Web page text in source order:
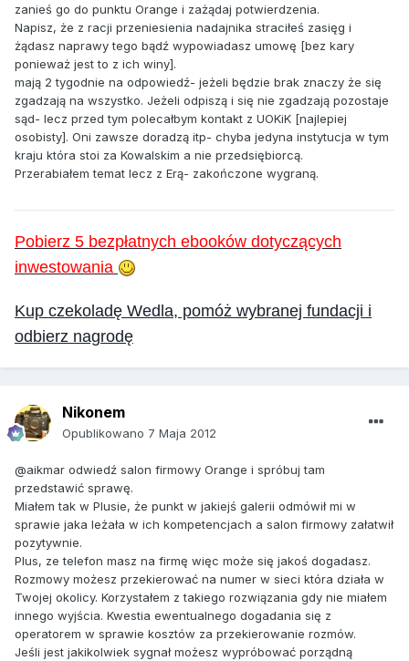
zanieś go do punktu Orange i zażądaj potwierdzenia.
Napisz, że z racji przeniesienia nadajnika straciłeś zasięg i
żądasz naprawy tego bądź wypowiadasz umowę [bez kary
ponieważ jest to z ich winy].
mają 2 tygodnie na odpowiedź- jeżeli będzie brak znaczy że się
zgadzają na wszystko. Jeżeli odpiszą i się nie zgadzają pozostaje
sąd- lecz przed tym polecałbym kontakt z UOKiK [najlepiej
osobisty]. Oni zawsze doradzą itp- chyba jedyna instytucja w tym
kraju która stoi za Kowalskim a nie przedsiębiorcą.
Przerabiałem temat lecz z Erą- zakończone wygraną.
Pobierz 5 bezpłatnych ebooków dotyczących
inwestowania
Kup czekoladę Wedla, pomóż wybranej fundacji i
odbierz nagrodę
Nikonem
Opublikowano 7 Maja 2012
@aikmar odwiedź salon firmowy Orange i spróbuj tam
przedstawić sprawę.
Miałem tak w Plusie, że punkt w jakiejś galerii odmówił mi w
sprawie jaka leżała w ich kompetencjach a salon firmowy załatwił
pozytywnie.
Plus, ze telefon masz na firmę więc może się jakoś dogadasz.
Rozmowy możesz przekierować na numer w sieci która działa w
Twojej okolicy. Korzystałem z takiego rozwiązania gdy nie miałem
innego wyjścia. Kwestia ewentualnego dogadania się z
operatorem w sprawie kosztów za przekierowanie rozmów.
Jeśli jest jakikolwiek sygnał możesz wypróbować porządną